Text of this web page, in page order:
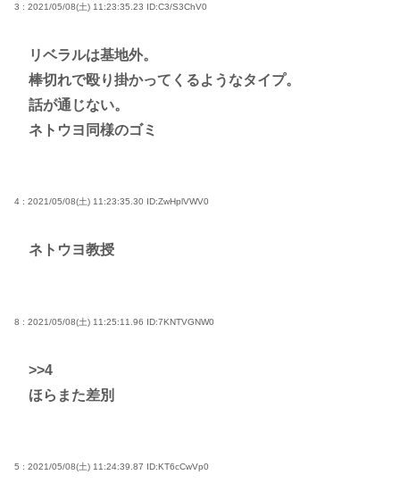
3 : 2021/05/08(土) 11:23:35.23 ID:C3/S3ChV0
リベラルは基地外。
棒切れで殴り掛かってくるようなタイプ。
話が通じない。
ネトウヨ同様のゴミ
4 : 2021/05/08(土) 11:23:35.30 ID:ZwHplVWV0
ネトウヨ教授
8 : 2021/05/08(土) 11:25:11.96 ID:7KNTVGNW0
>>4
ほらまた差別
5 : 2021/05/08(土) 11:24:39.87 ID:KT6cCwVp0